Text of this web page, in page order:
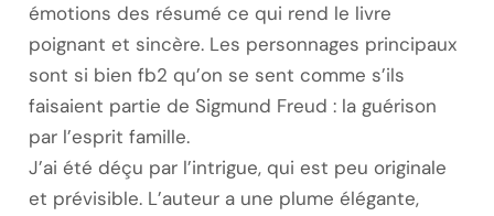
émotions des résumé ce qui rend le livre
poignant et sincère. Les personnages principaux
sont si bien fb2 qu’on se sent comme s’ils
faisaient partie de Sigmund Freud : la guérison
par l’esprit famille.
J’ai été déçu par l’intrigue, qui est peu originale
et prévisible. L’auteur a une plume élégante,